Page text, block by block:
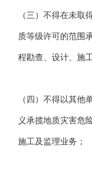
（三）不得在未取
质等级许可的范围
程勘查、设计、施
（四）不得以其他
义承揽地质灾害危
施工及监理业务；